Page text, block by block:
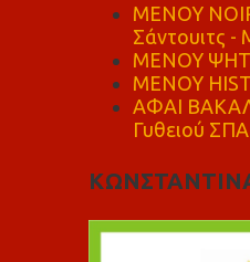
MENOY
Σάντουιτς -
ΜΕΝΟΥ
ΜΕΝΟΥ
ΑΦΑΙ
Γυθειού